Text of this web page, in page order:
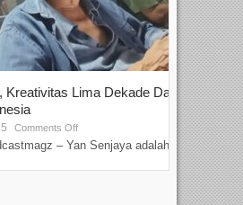
Kreativitas Lima Dekade Dalam
Comments Off
– Yan Senjaya adalah...